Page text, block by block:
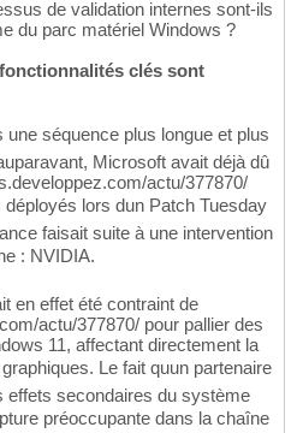
de validation internes sont-ils
du parc matériel Windows ?
clés sont
une séquence plus longue et plus
Microsoft avait déjà dû
actu/377870/
lors dun Patch Tuesday
faisait suite à une intervention
: NVIDIA.
en effet été contraint de
actu/377870/ pour pallier des
11, affectant directement la
Le fait quun partenaire
effets secondaires du système
préoccupante dans la chaîne